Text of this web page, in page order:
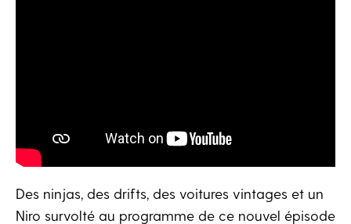
Des ninjas, des drifts, des voitures vintages et un
Niro survolté au programme de ce nouvel épisode